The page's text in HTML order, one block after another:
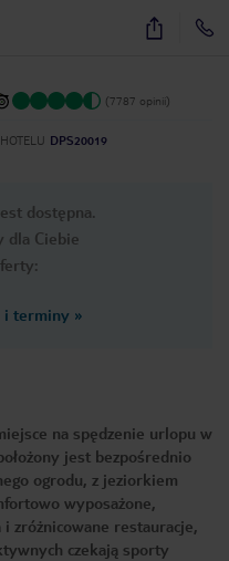
31
(7787 opinii)
DPS20019
dostępna.
dla Ciebie
i terminy »
na spędzenie urlopu w
jest bezpośrednio
ogrodu, z jeziorkiem
wyposażone,
zróżnicowane restauracje,
czekają sporty